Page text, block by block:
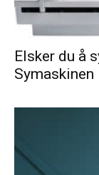
Elsker du å
Symaskinen